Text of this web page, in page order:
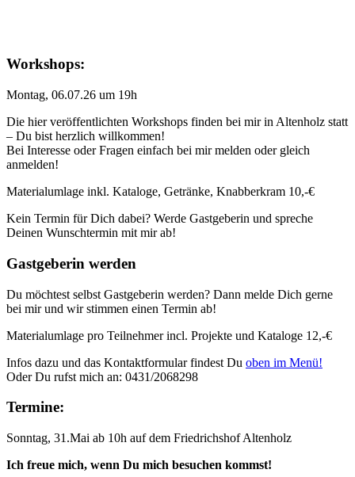
Workshops:
Montag, 06.07.26 um 19h
Die hier veröffentlichten Workshops finden bei mir in Altenholz statt
– Du bist herzlich willkommen!
Bei Interesse oder Fragen einfach bei mir melden oder gleich
anmelden!
Materialumlage inkl. Kataloge, Getränke, Knabberkram 10,-€
Kein Termin für Dich dabei? Werde Gastgeberin und spreche
Deinen Wunschtermin mit mir ab!
Gastgeberin werden
Du möchtest selbst Gastgeberin werden? Dann melde Dich gerne
bei mir und wir stimmen einen Termin ab!
Materialumlage pro Teilnehmer incl. Projekte und Kataloge 12,-€
Infos dazu und das Kontaktformular findest Du oben im Menü!
Oder Du rufst mich an: 0431/2068298
Termine:
Sonntag, 31.Mai ab 10h auf dem Friedrichshof Altenholz
Ich freue mich, wenn Du mich besuchen kommst!